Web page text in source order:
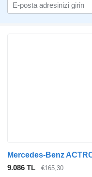
9.086 TL €165,30